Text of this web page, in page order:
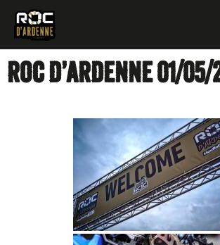
ROC D’ARDENNE 01/